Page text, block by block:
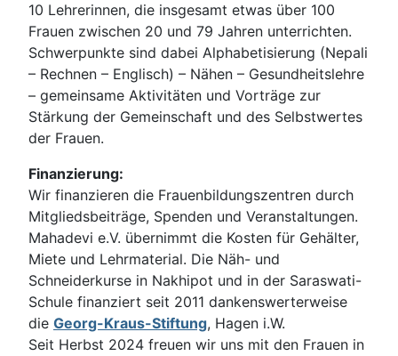
10 Lehrerinnen, die insgesamt etwas über 100
Frauen zwischen 20 und 79 Jahren unterrichten.
Schwerpunkte sind dabei Alphabetisierung (Nepali
– Rechnen – Englisch) – Nähen – Gesundheitslehre
– gemeinsame Aktivitäten und Vorträge zur
Stärkung der Gemeinschaft und des Selbstwertes
der Frauen.
Finanzierung:
Wir finanzieren die Frauenbildungszentren durch
Mitgliedsbeiträge, Spenden und Veranstaltungen.
Mahadevi e.V. übernimmt die Kosten für Gehälter,
Miete und Lehrmaterial. Die Näh- und
Schneiderkurse in Nakhipot und in der Saraswati-
Schule finanziert seit 2011 dankenswerterweise
die Georg-Kraus-Stiftung, Hagen i.W.
Seit Herbst 2024 freuen wir uns mit den Frauen in